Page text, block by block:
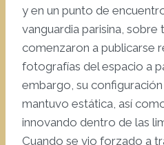
y en un punto de
vanguardia parisina,
comenzaron a publicarse
fotografías del espacio a
embargo, su
mantuvo estática, así
innovando dentro de las
Cuando se vio forzado a